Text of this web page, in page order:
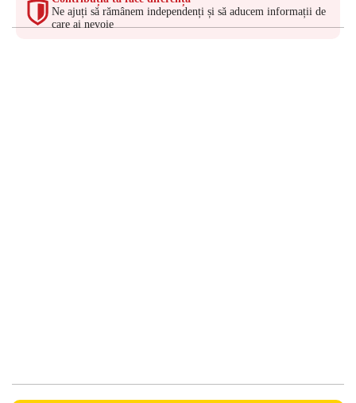
Ne ajuți să rămânem independenți și să aducem informații de
care ai nevoie